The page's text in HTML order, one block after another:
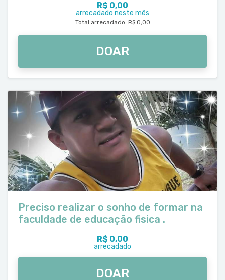
R$ 0,00
arrecadado neste mês
Total arrecadado: R$ 0,00
DOAR
Preciso realizar o sonho de formar na
faculdade de educação fisica .
R$ 0,00
arrecadado
DOAR